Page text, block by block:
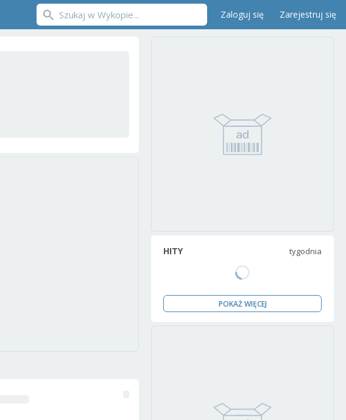
Zaloguj się Zarejestruj się
HITY tygodnia
POKAŻ WIĘCEJ